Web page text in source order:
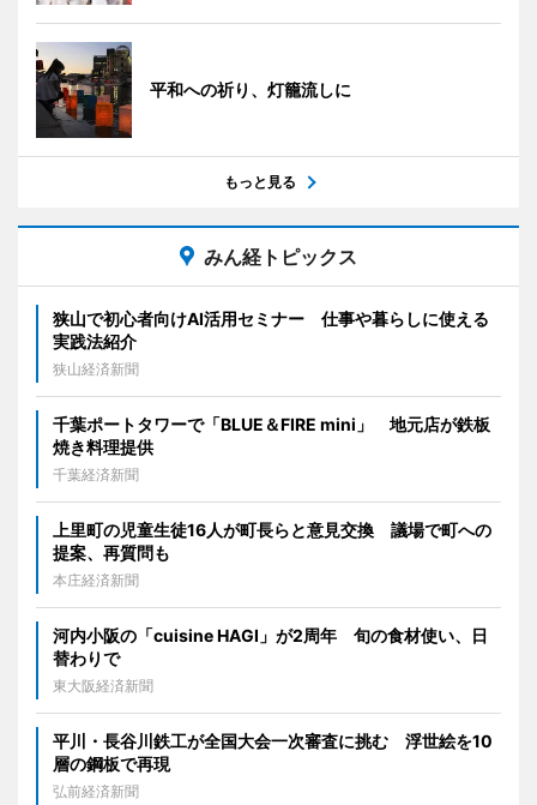
平和への祈り、灯籠流しに
もっと見る
みん経トピックス
狭山で初心者向けAI活用セミナー 仕事や暮らしに使える
実践法紹介
狭山経済新聞
千葉ポートタワーで「BLUE＆FIRE mini」 地元店が鉄板
焼き料理提供
千葉経済新聞
上里町の児童生徒16人が町長らと意見交換 議場で町への
提案、再質問も
本庄経済新聞
河内小阪の「cuisine HAGI」が2周年 旬の食材使い、日
替わりで
東大阪経済新聞
平川・長谷川鉄工が全国大会一次審査に挑む 浮世絵を10
層の鋼板で再現
弘前経済新聞